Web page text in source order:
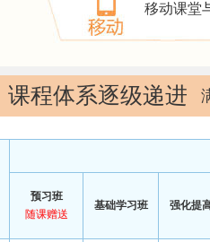
移动课堂
课程体系逐级递进
预习班
随课赠送
基础学习班 强化提